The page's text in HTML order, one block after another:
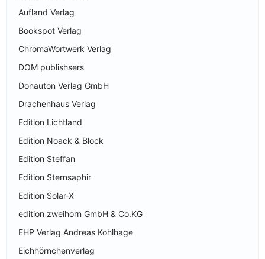
Aufland Verlag
Bookspot Verlag
ChromaWortwerk Verlag
DOM publishsers
Donauton Verlag GmbH
Drachenhaus Verlag
Edition Lichtland
Edition Noack & Block
Edition Steffan
Edition Sternsaphir
Edition Solar-X
edition zweihorn GmbH & Co.KG
EHP Verlag Andreas Kohlhage
Eichhörnchenverlag